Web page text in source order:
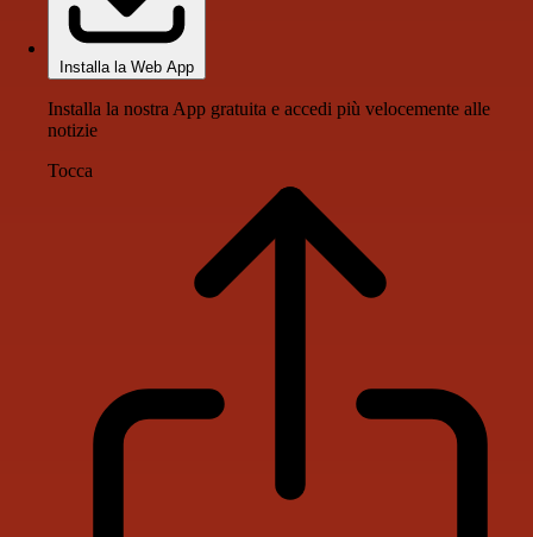
Installa la Web App
Installa la nostra App gratuita e accedi più velocemente alle
notizie
Tocca